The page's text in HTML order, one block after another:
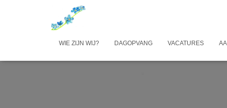
WIE ZIJN WIJ? DAGOPVANG VACATURES